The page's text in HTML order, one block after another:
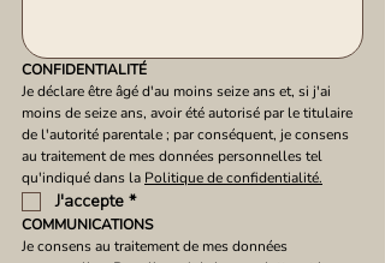
CONFIDENTIALITÉ
Je déclare être âgé d'au moins seize ans et, si j'ai
moins de seize ans, avoir été autorisé par le titulaire
de l'autorité parentale ; par conséquent, je consens
au traitement de mes données personnelles tel
qu'indiqué dans la Politique de confidentialité.
J'accepte *
COMMUNICATIONS
Je consens au traitement de mes données